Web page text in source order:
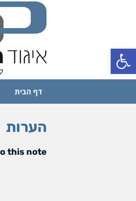
פתח סרגל נגישות
דף הבית
הערות
this note.